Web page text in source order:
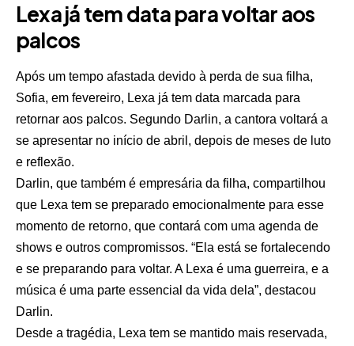
Lexa já tem data para voltar aos
palcos
Após um tempo afastada devido à perda de sua filha,
Sofia, em fevereiro, Lexa já tem data marcada para
retornar aos palcos. Segundo Darlin, a cantora voltará a
se apresentar no início de abril, depois de meses de luto
e reflexão.
Darlin, que também é empresária da filha, compartilhou
que Lexa tem se preparado emocionalmente para esse
momento de retorno, que contará com uma agenda de
shows e outros compromissos. “Ela está se fortalecendo
e se preparando para voltar. A Lexa é uma guerreira, e a
música é uma parte essencial da vida dela”, destacou
Darlin.
Desde a tragédia, Lexa tem se mantido mais reservada,